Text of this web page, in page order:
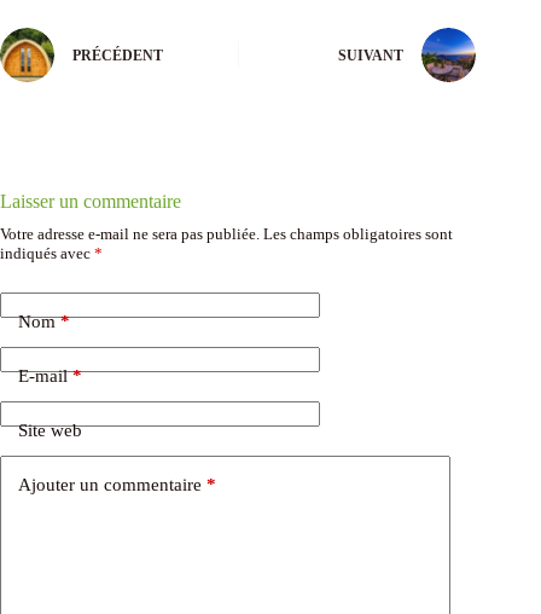
PRÉCÉDENT SUIVANT
Laisser un commentaire
Votre adresse e-mail ne sera pas publiée. Les champs obligatoires sont
indiqués avec *
Nom*
E-mail*
Site web
Ajouter un commentaire *